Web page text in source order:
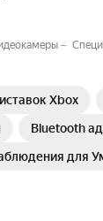
Xbox
Bluetooth
для